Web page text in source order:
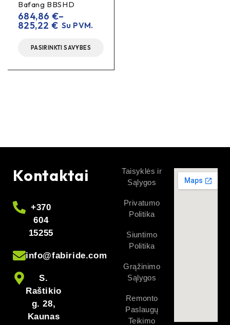
Bafang BBSHD
684,86 €–
825,22 € Su PVM.
PASIRINKTI SAVYBES
Kontaktai
+370
604
15255
info@fabiride.com
S.
Raštikio
g. 28,
Kaunas
Taisyklės ir
Sąlygos
Privatumo
Politika
Siuntimo
Politika
Grąžinimo
Sąlygos
Remonto
Paslaugų
Teikimo